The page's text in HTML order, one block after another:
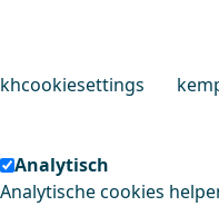
khcookiesettings
Analytisch
Analytische cookies